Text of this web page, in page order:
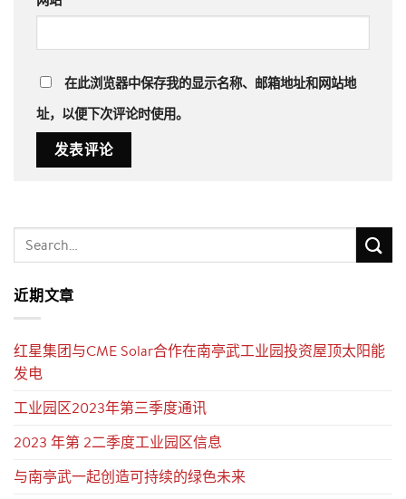
在此浏览器中保存我的显示名称、邮箱地址和网站地
址，以便下次评论时使用。
近期文章
红星集团与CME Solar合作在南亭武工业园投资屋顶太阳能
发电
工业园区2023年第三季度通讯
2023 年第 2二季度工业园区信息
与南亭武一起创造可持续的绿色未来